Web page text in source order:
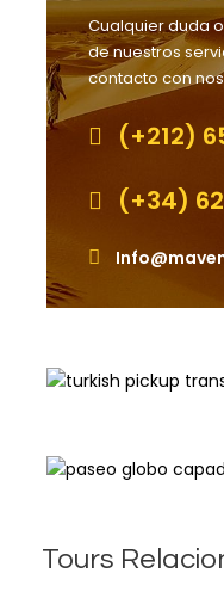
Cualquier duda
de nuestros
contacto con
(+212)
(+34)
Tours